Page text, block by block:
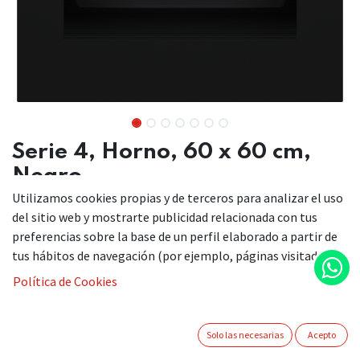
Serie 4, Horno, 60 x 60 cm,
Negro
HBA572EB3
Cocina más saludable: Función Air Fry para unos alimentos
perfectamente fritos sin apenas aceite y autolimpieza
Función AirFry con bandeja perforada: tus patatas o
Utilizamos cookies propias y de terceros para analizar el uso
del sitio web y mostrarte publicidad relacionada con tus
preferencias sobre la base de un perfil elaborado a partir de
tus hábitos de navegación (por ejemplo, páginas visitadas).
Política de Cookies
Solo las necesarias Acepto